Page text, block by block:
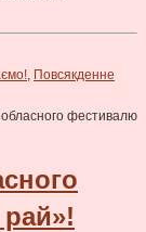
Повсякденне
фестивалю